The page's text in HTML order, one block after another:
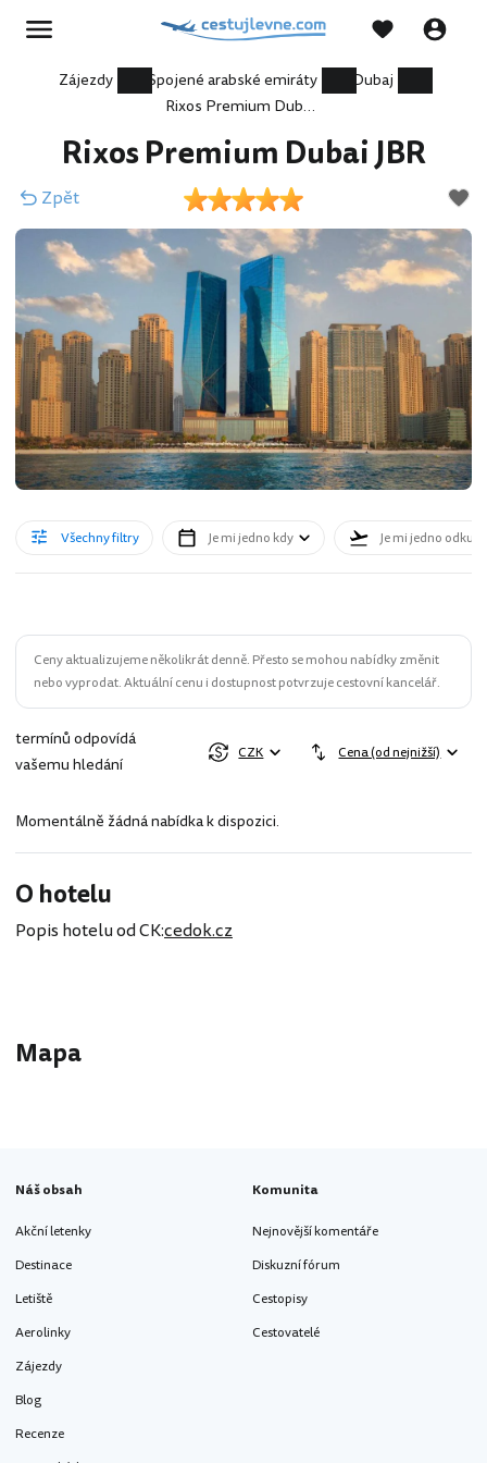
Zájezdy Spojené arabské emiráty
Dubaj
Rixos Premium Dubai JBR
Rixos Premium Dubai JBR
Zpět
Všechny filtry Je mi jedno kdy Je mi jedno odkud
Ceny aktualizujeme několikrát denně. Přesto se mohou nabídky změnit
nebo vyprodat. Aktuální cenu i dostupnost potvrzuje cestovní kancelář.
termínů odpovídá
vašemu hledání
CZK Cena (od nejnižší)
Momentálně žádná nabídka k dispozici.
O hotelu
Popis hotelu od CK:cedok.cz
Mapa
Náš obsah
Akční letenky
Destinace
Letiště
Aerolinky
Zájezdy
Blog
Recenze
Komunita
Nejnovější komentáře
Diskuzní fórum
Cestopisy
Cestovatelé